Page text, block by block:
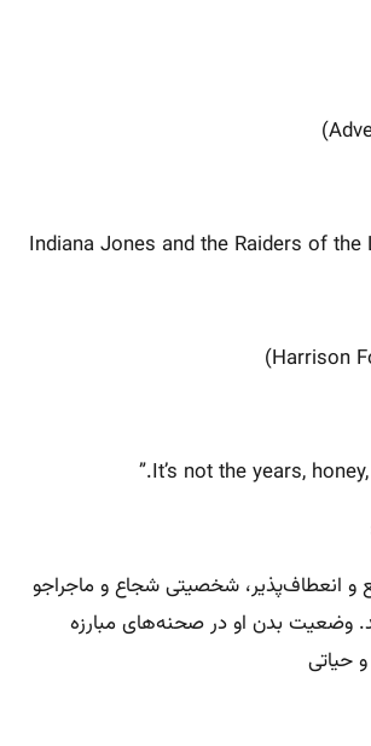
Indiana Jones and the Raiders of
و انعطاف‌پذیر، شخصیتی شجاع و ماجراجو
وضعیت بدن او در صحنه‌های مبارزه
حیاتی